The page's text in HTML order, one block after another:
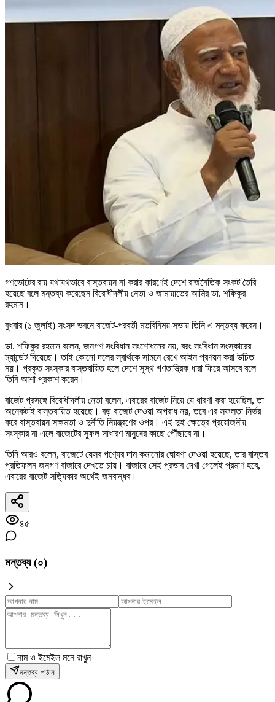
গণভোটের রায় যথাযথভাবে বাস্তবায়ন না করার কারণেই দেশে রাজনৈতিক সংকট তৈরি
হয়েছে বলে মন্তব্য করেছেন বিরোধীদলীয় নেতা ও জামায়াতের আমির ডা. শফিকুর
রহমান।
বুধবার (১ জুলাই) সংসদ ভবনে বাজেট-পরবর্তী মতবিনিময় সভায় তিনি এ মন্তব্য করেন।
ডা. শফিকুর রহমান বলেন, জনগণ সংবিধান সংশোধনের নয়, বরং সংবিধান সংস্কারের
ম্যান্ডেট দিয়েছে। তাই কোনো দলের স্বার্থকে সামনে রেখে আইন প্রণয়ন করা উচিত
নয়। প্রকৃত সংস্কার বাস্তবায়িত হলে দেশে সুস্থ গণতান্ত্রিক ধারা ফিরে আসবে বলে
তিনি আশা প্রকাশ করেন।
বাজেট প্রসঙ্গে বিরোধীদলীয় নেতা বলেন, এবারের বাজেট নিয়ে যে ধারণা করা হয়েছিল, তা
অনেকটাই বাস্তবায়িত হয়েছে। বড় বাজেট দেওয়া অপরাধ নয়, তবে এর সফলতা নির্ভর
করে বাস্তবায়ন সক্ষমতা ও দুর্নীতি নিয়ন্ত্রণের ওপর। এই দুই ক্ষেত্রে প্রয়োজনীয়
সংস্কার না এলে বাজেটের সুফল সাধারণ মানুষের কাছে পৌঁছাবে না।
তিনি আরও বলেন, বাজেটে যেসব পণ্যের দাম কমানোর ঘোষণা দেওয়া হয়েছে, তার বাস্তব
প্রতিফলন জনগণ বাজারে দেখতে চায়। বাজারে সেই প্রভাব দেখা গেলেই প্রমাণ হবে,
এবারের বাজেট সত্যিকার অর্থেই জনবান্ধব।
৪৫
মন্তব্য (০)
নাম ও ইমেইল মনে রাখুন
মন্তব্য পাঠান